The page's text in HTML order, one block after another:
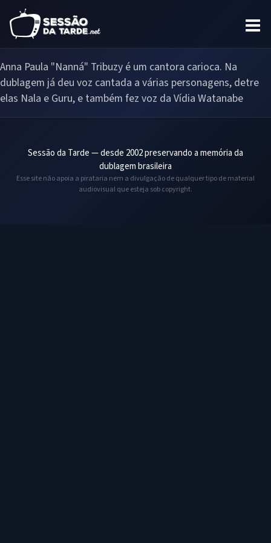
Anna Paula "Nanná" Tribuzy é um cantora carioca. Na
dublagem já deu voz cantada a várias personagens, detre
elas Nala e Guru, e também fez voz da Vídia Watanabe
Sessão da Tarde — desde 2002 preservando a memória da
dublagem brasileira
Esse site não apoia a pirataria nem a divulgação de qualquer tipo de material
audiovisual que esteja sob copyright.